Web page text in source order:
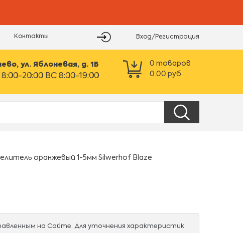
Контакты Вход/Регистрация
ул. Яблоневая, д. 1Б
20:00 ВС 8:00-19:00
0 товаров
0.00 руб.
оранжевый 1-5мм Silwerhof Blaze
на Сайте. Для уточнения характеристик